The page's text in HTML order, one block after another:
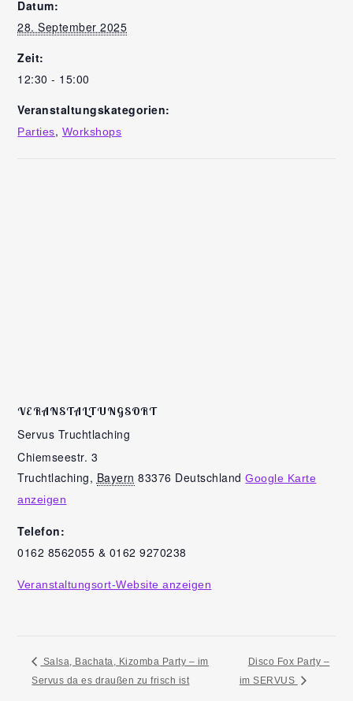
Datum:
28. September 2025
Zeit:
12:30 - 15:00
Veranstaltungskategorien:
Parties, Workshops
VERANSTALTUNGSORT
Servus Truchtlaching
Chiemseestr. 3
Truchtlaching, Bayern 83376 Deutschland Google Karte
anzeigen
Telefon:
0162 8562055 & 0162 9270238
Veranstaltungsort-Website anzeigen
Salsa, Bachata, Kizomba Party – im
Servus da es draußen zu frisch ist
Disco Fox Party –
im SERVUS